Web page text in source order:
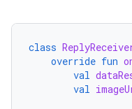
class
override fun
val
val